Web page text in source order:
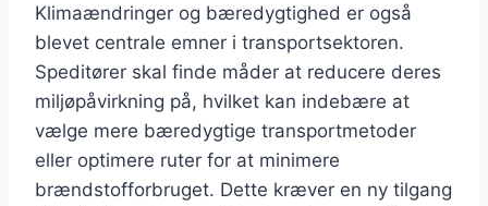
Klimaændringer og bæredygtighed er også
blevet centrale emner i transportsektoren.
Speditører skal finde måder at reducere deres
miljøpåvirkning på, hvilket kan indebære at
vælge mere bæredygtige transportmetoder
eller optimere ruter for at minimere
brændstofforbruget. Dette kræver en ny tilgang